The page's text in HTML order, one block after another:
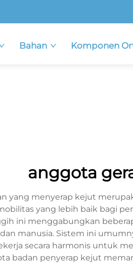
Bahan Komponen
anggota
yang menyerap kejut
yang lebih baik bagi
ini menggabungkan
manusia. Sistem ini
secara harmonis untuk
badan penyerap kejut